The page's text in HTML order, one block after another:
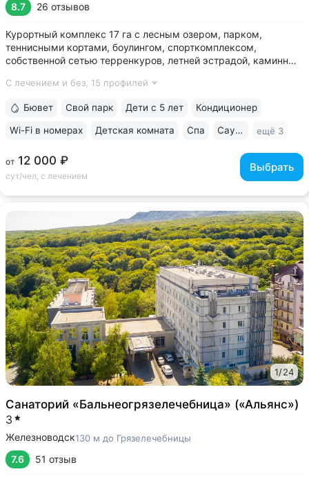
8.7 26 отзывов
Курортный комплекс 17 га с лесным озером, парком,
теннисными кортами, боулингом, спорткомплексом,
собственной сетью терренкуров, летней эстрадой, каминным
домиком, лодочной станцией с катамаранами и зоной для
С лечением и без, 15 профилей
от 12 000 ₽
сут/чел, с лечением
Выбрать
Бювет Свой парк Дети с 5 лет Кондиционер
Wi-Fi в номерах Детская комната Спа Сауна / хаммам ещё 3
1/24
Санаторий «Бальнеогрязелечебница» («Альянс»)
3
Железноводск130 м до Грязелечебницы
7.6 51 отзыв